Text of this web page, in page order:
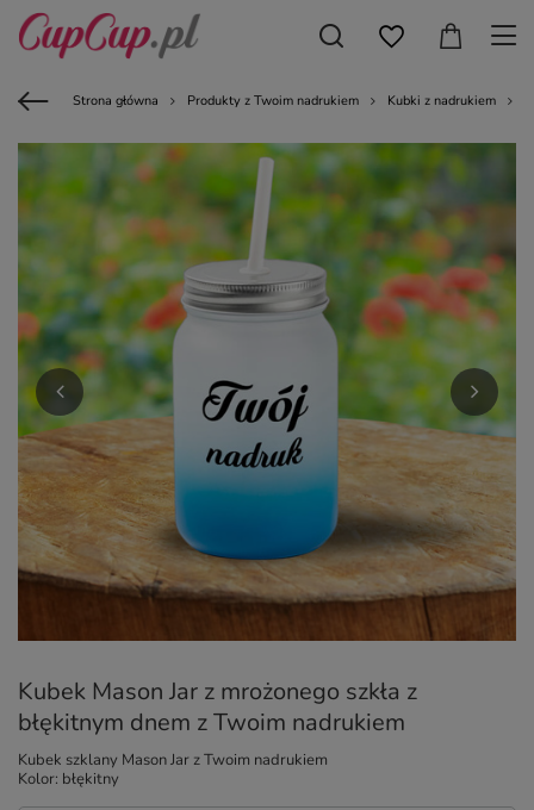
Strona główna Produkty z Twoim nadrukiem Kubki z nadrukiem
Kubek Mason Jar z mrożonego szkła z
błękitnym dnem z Twoim nadrukiem
Kubek szklany Mason Jar z Twoim nadrukiem
Kolor: błękitny